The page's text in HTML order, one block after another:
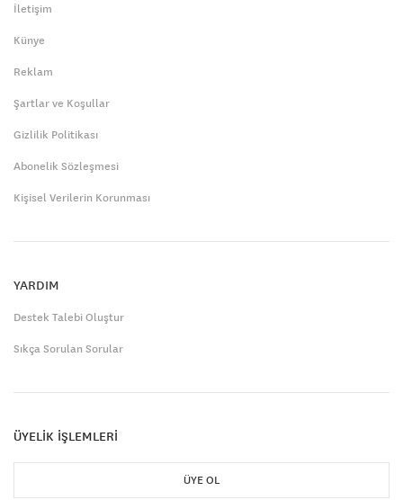
İletişim
Künye
Reklam
Şartlar ve Koşullar
Gizlilik Politikası
Abonelik Sözleşmesi
Kişisel Verilerin Korunması
YARDIM
Destek Talebi Oluştur
Sıkça Sorulan Sorular
ÜYELİK İŞLEMLERİ
ÜYE OL